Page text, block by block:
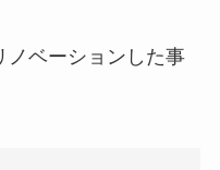
ノベーションした事